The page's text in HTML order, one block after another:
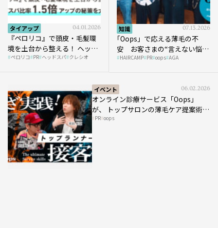
タイアップ 04.01.2026
『ペロリコ』で頭皮・毛髪環
境を土台から整える！ ヘッド
スパ比率1.5倍アップの秘策を
ペロリコ PR ヘッドスパ クレシオ
知識 07.13.2026
｢Oops」で応える薄毛の不
安 お客さまの“言えない悩
み”にどう向き合う？ ＃01
HAIRCAMP PR oops AGA
イベント 06.02.2026
オンライン診療サービス「Oops」
が、 トップサロンの薄毛ケア提案術を
HAIRCAMPで公開！
PR oops